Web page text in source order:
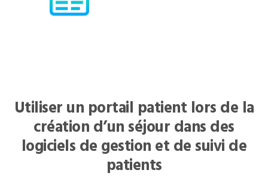
Utiliser un portail patient lors de la
création d’un séjour dans des
logiciels de gestion et de suivi de
patients